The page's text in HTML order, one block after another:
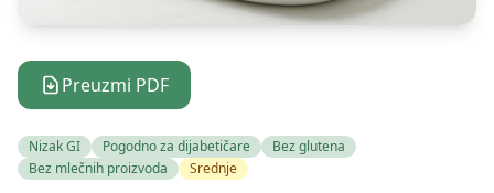
Preuzmi PDF
Nizak GI Pogodno za dijabetičare
Bez glutena
Bez mlečnih proizvoda
Srednje